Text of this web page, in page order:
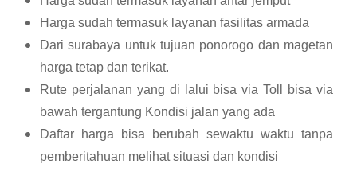
Harga sudah termasuk layanan fasilitas armada
Dari surabaya untuk tujuan ponorogo dan magetan
harga tetap dan terikat.
Rute perjalanan yang di lalui bisa via Toll bisa via
bawah tergantung Kondisi jalan yang ada
Daftar harga bisa berubah sewaktu waktu tanpa
pemberitahuan melihat situasi dan kondisi